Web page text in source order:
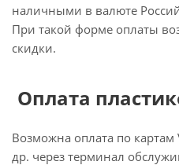
наличными в валюте
При такой форме оплаты
скидки.
Оплата
Возможна оплата по картам
др. через терминал